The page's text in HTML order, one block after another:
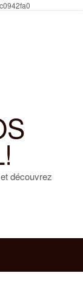
découvrez